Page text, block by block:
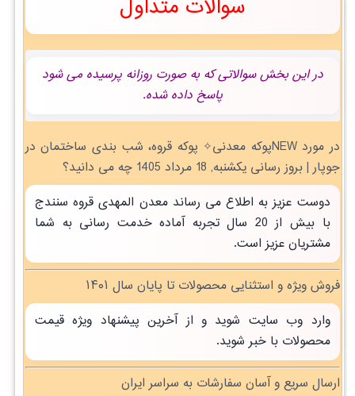
سوالات متداول
در این بخش سوالاتی که به صورت روزانه پرسیده می شود
پاسخ داده شده.
در مورد NEWپوکه معدنی✧ پوکه قروه، شب بندی ساختمان در
جوپار | بروز رسانی یکشنبه, 18 مرداد 1405 چه می دانید؟
دوست عزیز به اطلاع می رساند معدن المهدی قروه سنندج
با بیش از 20 سال تجربه آماده خدمت رسانی به شما
مشتریان عزیز است.
فروش ویژه و استثنایی محصولات تا پایان سال ۱۴۰۱
وارد وب سایت شوید و از آخرین پیشنهاد ویژه قیمت
محصولات با خبر شوید.
ارسال سریع و آسان سفارشات به سراسر ایران